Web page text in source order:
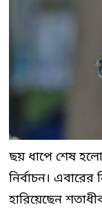
ছয় ধাপে শেষ
নির্বাচন। এবারের
হারিয়েছেন